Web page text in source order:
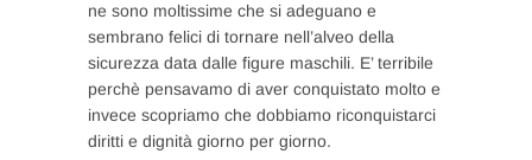
ne sono moltissime che si adeguano e
sembrano felici di tornare nell’alveo della
sicurezza data dalle figure maschili. E’ terribile
perchè pensavamo di aver conquistato molto e
invece scopriamo che dobbiamo riconquistarci
diritti e dignità giorno per giorno.